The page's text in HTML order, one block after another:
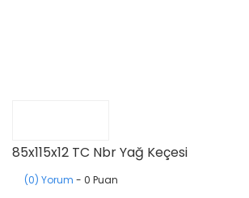
85x115x12 TC Nbr Yağ Keçesi
(0) Yorum - 0 Puan